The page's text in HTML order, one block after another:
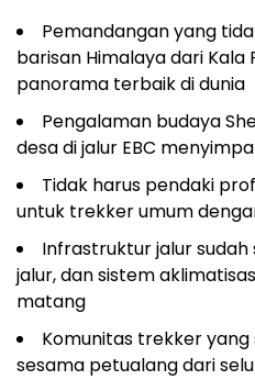
Pemandangan yang
barisan Himalaya dari
panorama terbaik di dunia
Pengalaman budaya
desa di jalur EBC
Tidak harus pendaki
untuk trekker umum
Infrastruktur jalur
jalur, dan sistem
matang
Komunitas trekker
sesama petualang dari